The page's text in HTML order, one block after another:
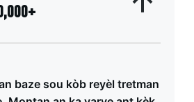
baze sou kòb reyèl tretman